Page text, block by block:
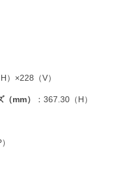
）×228（V）
mm） ：367.30（H）